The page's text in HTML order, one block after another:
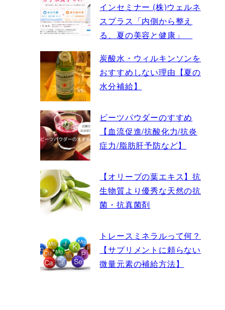
インセミナー (株)ウェルネ
スプラス「内側から整え
る、夏の美容と健康」
炭酸水・ウィルキンソンを
おすすめしない理由【夏の
水分補給】
ビーツパウダーのすすめ
【血流促進/抗酸化力/抗炎
症力/脂肪肝予防など】
【オリーブの葉エキス】抗
生物質より優秀な天然の抗
菌・抗真菌剤
トレースミネラルって何？
【サプリメントに頼らない
微量元素の補給方法】